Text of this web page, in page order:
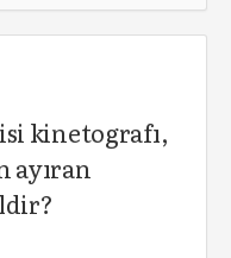
kinetografı,
ayıran